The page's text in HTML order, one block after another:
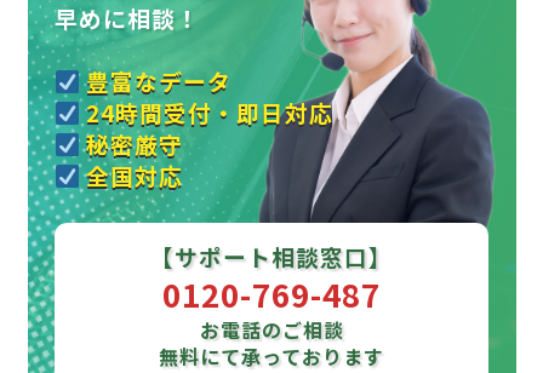
早めに相談！
豊富なデータ
24時間受付・即日対応
秘密厳守
全国対応
【サポート相談窓口】
0120-769-487
お電話のご相談
無料にて承っております